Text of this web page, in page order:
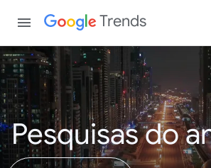
Trends
Pesquisas do